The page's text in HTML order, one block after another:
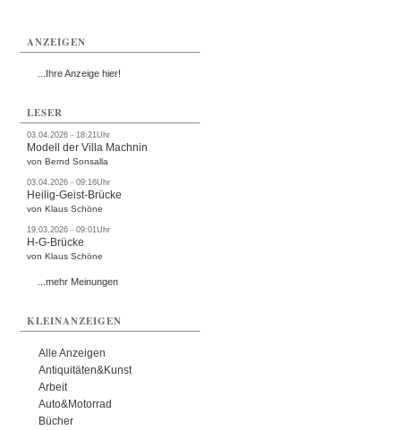
ANZEIGEN
...Ihre Anzeige hier!
LESER
03.04.2026 - 18:21Uhr
Modell der Villa Machnin
von Bernd Sonsalla
03.04.2026 - 09:16Uhr
Heilig-Geist-Brücke
von Klaus Schöne
19.03.2026 - 09:01Uhr
H-G-Brücke
von Klaus Schöne
...mehr Meinungen
KLEINANZEIGEN
Alle Anzeigen
Antiquitäten&Kunst
Arbeit
Auto&Motorrad
Bücher